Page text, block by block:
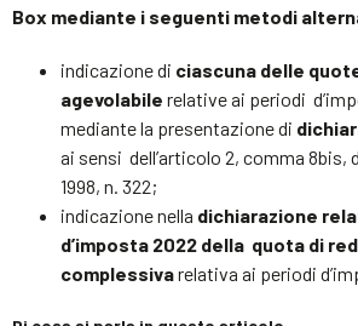
Box mediante i seguenti metodi
indicazione di ciascuna delle
agevolabile relative ai periodi
mediante la presentazione di
ai sensi dell’articolo 2, comma 8­bis,
1998, n. 322;
indicazione nella dichiarazione
d’imposta 2022 della quota di
complessivarelativa ai periodi